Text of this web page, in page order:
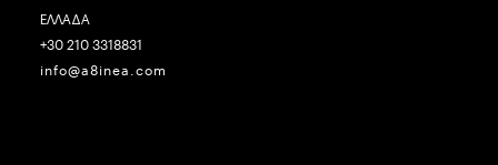
ΕΛΛΑΔΑ
+30 210 3318831
info@a8inea.com